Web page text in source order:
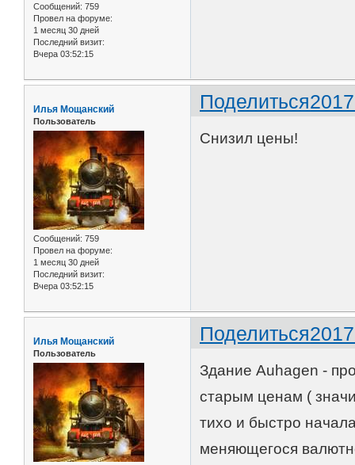
Сообщений: 759
Провел на форуме:
1 месяц 30 дней
Последний визит:
Вчера 03:52:15
Поделиться
Илья Мощанский
Пользователь
Сообщений: 759
Провел на форуме:
1 месяц 30 дней
Последний визит:
Вчера 03:52:15
Снизил цены!
Поделиться
Илья Мощанский
Пользователь
Здание Auhagen -
старым ценам (
тихо и быстро
меняющегося